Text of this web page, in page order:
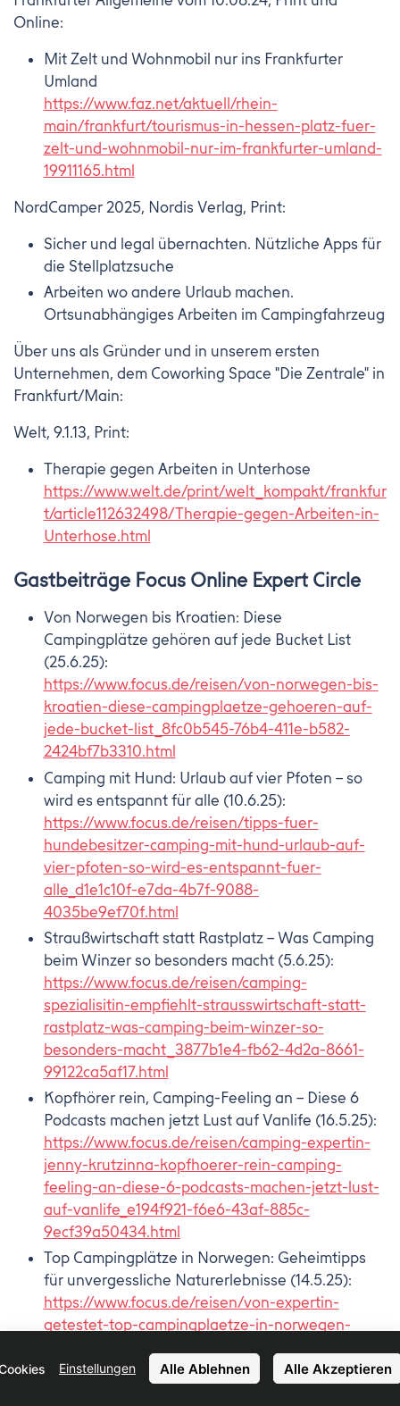
Online:
Mit Zelt und Wohnmobil nur ins Frankfurter
Umland
https://www.faz.net/aktuell/rhein-
main/frankfurt/tourismus-in-hessen-platz-fuer-
zelt-und-wohnmobil-nur-im-frankfurter-umland-
19911165.html
NordCamper 2025, Nordis Verlag, Print:
Sicher und legal übernachten. Nützliche Apps für
die Stellplatzsuche
Arbeiten wo andere Urlaub machen.
Ortsunabhängiges Arbeiten im Campingfahrzeug
Über uns als Gründer und in unserem ersten
Unternehmen, dem Coworking Space "Die Zentrale" in
Frankfurt/Main:
Welt, 9.1.13, Print:
Therapie gegen Arbeiten in Unterhose
https://www.welt.de/print/welt_kompakt/frankfur
t/article112632498/Therapie-gegen-Arbeiten-in-
Unterhose.html
Gastbeiträge Focus Online Expert Circle
Von Norwegen bis Kroatien: Diese
Campingplätze gehören auf jede Bucket List
(25.6.25):
https://www.focus.de/reisen/von-norwegen-bis-
kroatien-diese-campingplaetze-gehoeren-auf-
jede-bucket-list_8fc0b545-76b4-411e-b582-
2424bf7b3310.html
Camping mit Hund: Urlaub auf vier Pfoten – so
wird es entspannt für alle (10.6.25):
https://www.focus.de/reisen/tipps-fuer-
hundebesitzer-camping-mit-hund-urlaub-auf-
vier-pfoten-so-wird-es-entspannt-fuer-
alle_d1e1c10f-e7da-4b7f-9088-
4035be9ef70f.html
Straußwirtschaft statt Rastplatz – Was Camping
beim Winzer so besonders macht (5.6.25):
https://www.focus.de/reisen/camping-
spezialisitin-empfiehlt-strausswirtschaft-statt-
rastplatz-was-camping-beim-winzer-so-
besonders-macht_3877b1e4-fb62-4d2a-8661-
99122ca5af17.html
Kopfhörer rein, Camping-Feeling an – Diese 6
Podcasts machen jetzt Lust auf Vanlife (16.5.25):
https://www.focus.de/reisen/camping-expertin-
jenny-krutzinna-kopfhoerer-rein-camping-
feeling-an-diese-6-podcasts-machen-jetzt-lust-
auf-vanlife_e194f921-f6e6-43af-885c-
9ecf39a50434.html
Top Campingplätze in Norwegen: Geheimtipps
für unvergessliche Naturerlebnisse (14.5.25):
https://www.focus.de/reisen/von-expertin-
getestet-top-campingplaetze-in-norwegen-
naturerlebnisse_bc64cbef-6555-427a-92ae-
Einstellungen Alle Ablehnen Alle Akzeptieren